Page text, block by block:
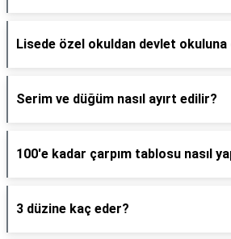
Lisede özel okuldan devlet okuluna
Serim ve düğüm nasıl ayırt edilir?
100'e kadar çarpım tablosu nasıl
3 düzine kaç eder?